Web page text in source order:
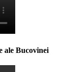
ale Bucovinei